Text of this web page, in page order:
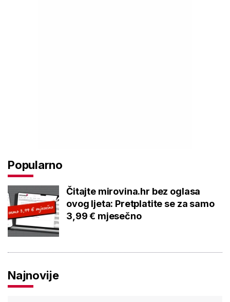
Popularno
Čitajte mirovina.hr bez oglasa
ovog ljeta: Pretplatite se za samo
3,99 € mjesečno
Najnovije